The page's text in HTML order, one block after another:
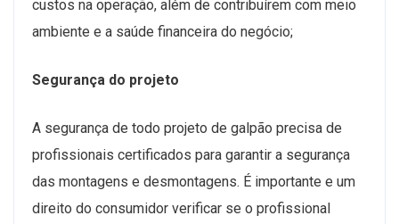
custos na operação, além de contribuírem com meio
ambiente e a saúde financeira do negócio;
Segurança do projeto
A segurança de todo projeto de galpão precisa de
profissionais certificados para garantir a segurança
das montagens e desmontagens. É importante e um
direito do consumidor verificar se o profissional